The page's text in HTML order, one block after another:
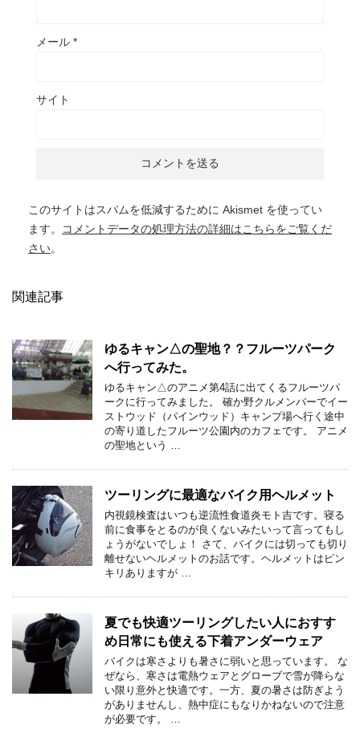
メール *
サイト
このサイトはスパムを低減するために Akismet を使ってい
ます。
コメントデータの処理方法の詳細はこちらをご覧くだ
さい。
関連記事
ゆるキャン△の聖地？？フルーツパーク
へ行ってみた。
ゆるキャン△のアニメ第4話に出てくるフルーツパ
ークに行ってみました。 確か野クルメンバーでイー
ストウッド（パインウッド）キャンプ場へ行く途中
の寄り道したフルーツ公園内のカフェです。 アニメ
の聖地という …
ツーリングに最適なバイク用ヘルメット
内視鏡検査はいつも逆流性食道炎モト吉です。寝る
前に食事をとるのが良くないみたいって言ってもし
ょうがないでしょ！ さて、バイクには切っても切り
離せないヘルメットのお話です。ヘルメットはピン
キリありますが …
夏でも快適ツーリングしたい人におすす
め日常にも使える下着アンダーウェア
バイクは寒さよりも暑さに弱いと思っています。 な
ぜなら、寒さは電熱ウェアとグローブで雪が降らな
い限り意外と快適です。一方、夏の暑さは防ぎよう
がありませんし、熱中症にもなりかねないので注意
が必要です。 …